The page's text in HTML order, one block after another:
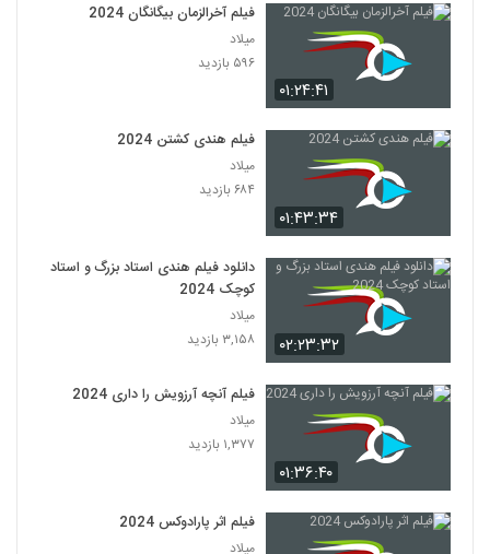
۰۱:۲۴:۴۱
فیلم آخرالزمان بیگانگان 2024
میلاد
۵۹۶ بازدید
۰۱:۴۳:۳۴
فیلم هندی کشتن 2024
میلاد
۶۸۴ بازدید
۰۲:۲۳:۳۲
دانلود فیلم هندی استاد بزرگ و استاد
کوچک 2024
میلاد
۳,۱۵۸ بازدید
۰۱:۳۶:۴۰
فیلم آنچه آرزویش را داری 2024
میلاد
۱,۳۷۷ بازدید
فیلم اثر پارادوکس 2024
میلاد